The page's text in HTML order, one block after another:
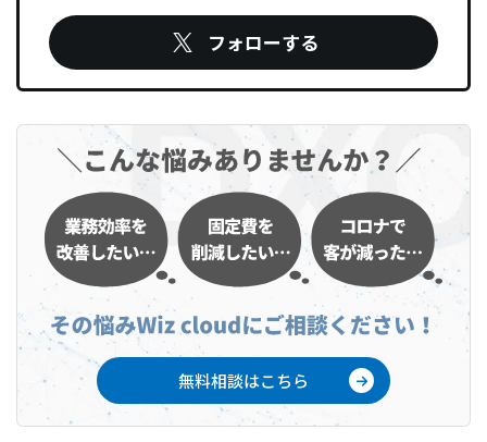
フォローする
無料相談はこちら